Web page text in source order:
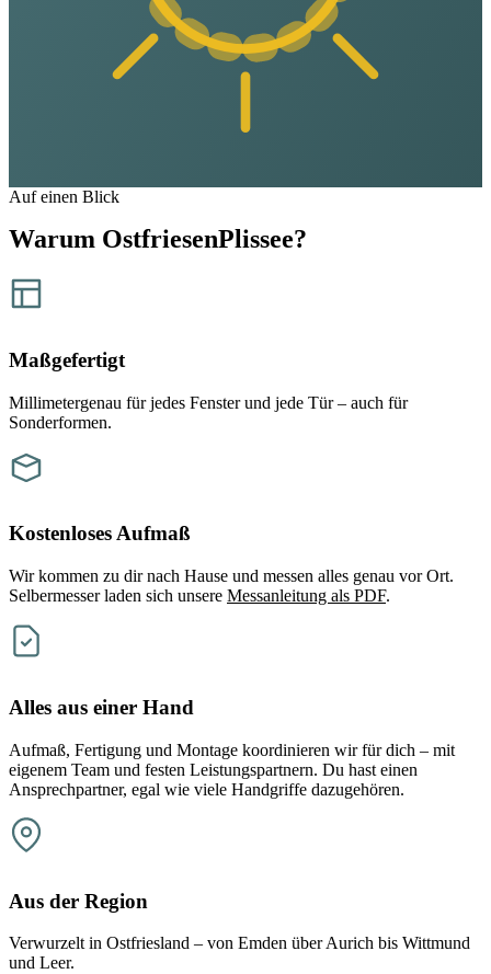
Auf einen Blick
Warum OstfriesenPlissee?
Maßgefertigt
Millimetergenau für jedes Fenster und jede Tür – auch für
Sonderformen.
Kostenloses Aufmaß
Wir kommen zu dir nach Hause und messen alles genau vor Ort.
Selbermesser laden sich unsere Messanleitung als PDF.
Alles aus einer Hand
Aufmaß, Fertigung und Montage koordinieren wir für dich – mit
eigenem Team und festen Leistungspartnern. Du hast einen
Ansprechpartner, egal wie viele Handgriffe dazugehören.
Aus der Region
Verwurzelt in Ostfriesland – von Emden über Aurich bis Wittmund
und Leer.